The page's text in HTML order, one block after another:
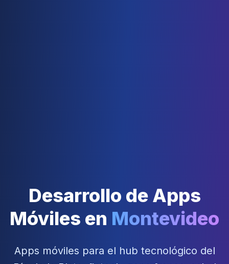
Desarrollo de Apps
Móviles en Montevideo
Apps móviles para el hub tecnológico del